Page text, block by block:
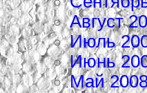
Август
Июль
Июнь
Май